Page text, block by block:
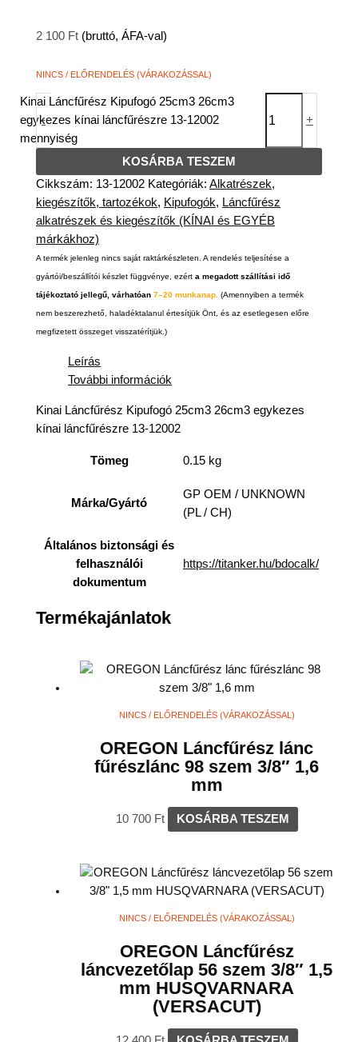
2 100 Ft (bruttó, ÁFA-val)
NINCS / ELŐRENDELÉS (VÁRAKOZÁSSAL)
-
Kinai Láncfűrész Kipufogó 25cm3 26cm3
egykezes kínai láncfűrészre 13-12002
mennyiség
+
KOSÁRBA TESZEM
Cikkszám: 13-12002 Kategóriák:Alkatrészek,
kiegészítők, tartozékok, Kipufogók, Láncfűrész
alkatrészek és kiegészítők (KÍNAI és EGYÉB
márkákhoz)
A termék jelenleg nincs saját raktárkészleten. A rendelés teljesítése a
gyártói/beszállítói készlet függvénye, ezérta megadott szállítási idő
tájékoztató jellegű, várhatóan7–20 munkanap. (Amennyiben a termék
nem beszerezhető, haladéktalanul értesítjük Önt, és az esetlegesen előre
megfizetett összeget visszatérítjük.)
Leírás
További információk
Kinai Láncfűrész Kipufogó 25cm3 26cm3 egykezes
kínai láncfűrészre 13-12002
Tömeg 0.15 kg
Márka/Gyártó
GP OEM / UNKNOWN
(PL / CH)
Általános biztonsági és
felhasználói
dokumentum
https://titanker.hu/bdocalk/
Termékajánlatok
NINCS / ELŐRENDELÉS (VÁRAKOZÁSSAL)
OREGON Láncfűrész lánc
fűrészlánc 98 szem 3/8″ 1,6
mm
10 700 Ft KOSÁRBA TESZEM
NINCS / ELŐRENDELÉS (VÁRAKOZÁSSAL)
OREGON Láncfűrész
láncvezetőlap 56 szem 3/8″ 1,5
mm HUSQVARNARA
(VERSACUT)